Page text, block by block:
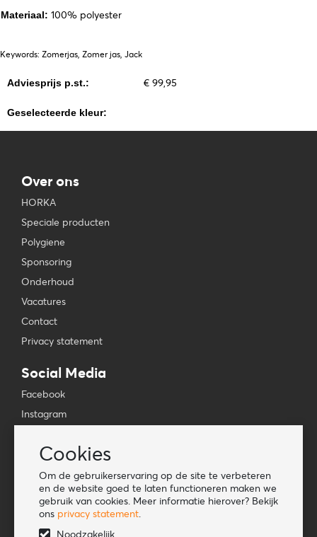
Cookies
Om de gebruikerservaring op de site te verbeteren
en de website goed te laten functioneren maken we
gebruik van cookies. Meer informatie hierover? Bekijk
ons privacy statement.
Noodzakelijk
Materiaal: 100% polyester
Keywords: Zomerjas, Zomer jas, Jack
Adviesprijs p.st.: € 99,95
Geselecteerde kleur:
Over ons
HORKA
Speciale producten
Polygiene
Sponsoring
Onderhoud
Vacatures
Contact
Privacy statement
Social Media
Facebook
Instagram
TikTok
Tools
Lookbook
Nieuwe klant